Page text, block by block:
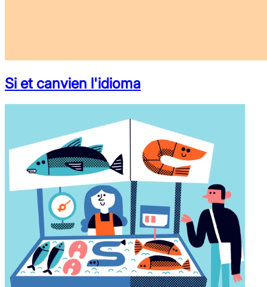
Si et canvien l'idioma